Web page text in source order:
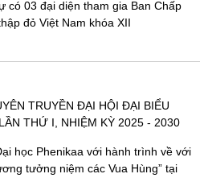
có 03 đại diện tham gia Ban Chấp
đỏ Việt Nam khóa XII
TRUYỀN ĐẠI HỘI ĐẠI BIỂU
THỨ I, NHIỆM KỲ 2025 - 2030
học Phenikaa với hành trình về với
tưởng niệm các Vua Hùng” tại